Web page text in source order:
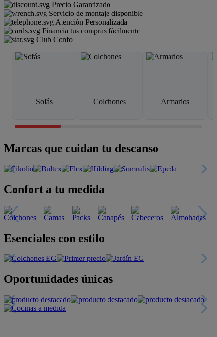
Precio Garantizado
Servicio de montaje disponible
Atención Personalizada
Financia tus compras fácilmente
Club Confo
Sofás Colchones Armarios
Marcas que cuidan tu descanso
Confort a tu medida
Esenciales con estilo
Oportunidades únicas